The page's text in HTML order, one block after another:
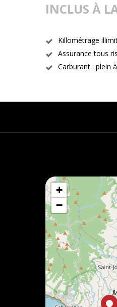
INCLUS À
Killométrage
Assurance tous
Carburant : plein
+
−